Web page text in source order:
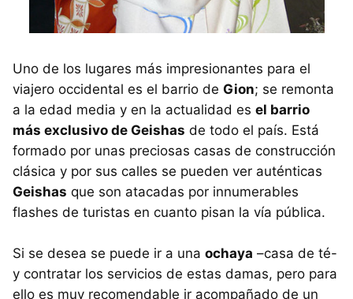
Uno de los lugares más impresionantes para el
viajero occidental es el barrio de Gion; se remonta
a la edad media y en la actualidad es el barrio
más exclusivo de Geishas de todo el país. Está
formado por unas preciosas casas de construcción
clásica y por sus calles se pueden ver auténticas
Geishas que son atacadas por innumerables
flashes de turistas en cuanto pisan la vía pública.
Si se desea se puede ir a una ochaya –casa de té-
y contratar los servicios de estas damas, pero para
ello es muy recomendable ir acompañado de un